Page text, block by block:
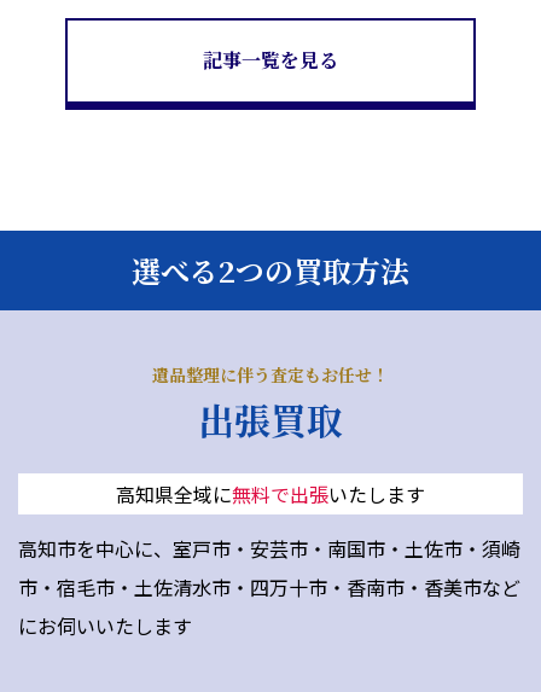
記事一覧を見る
選べる2つの買取方法
遺品整理に伴う査定もお任せ！
出張買取
高知県全域に無料で出張いたします
高知市を中心に、室戸市・安芸市・南国市・土佐市・須崎
市・宿毛市・土佐清水市・四万十市・香南市・香美市など
にお伺いいたします